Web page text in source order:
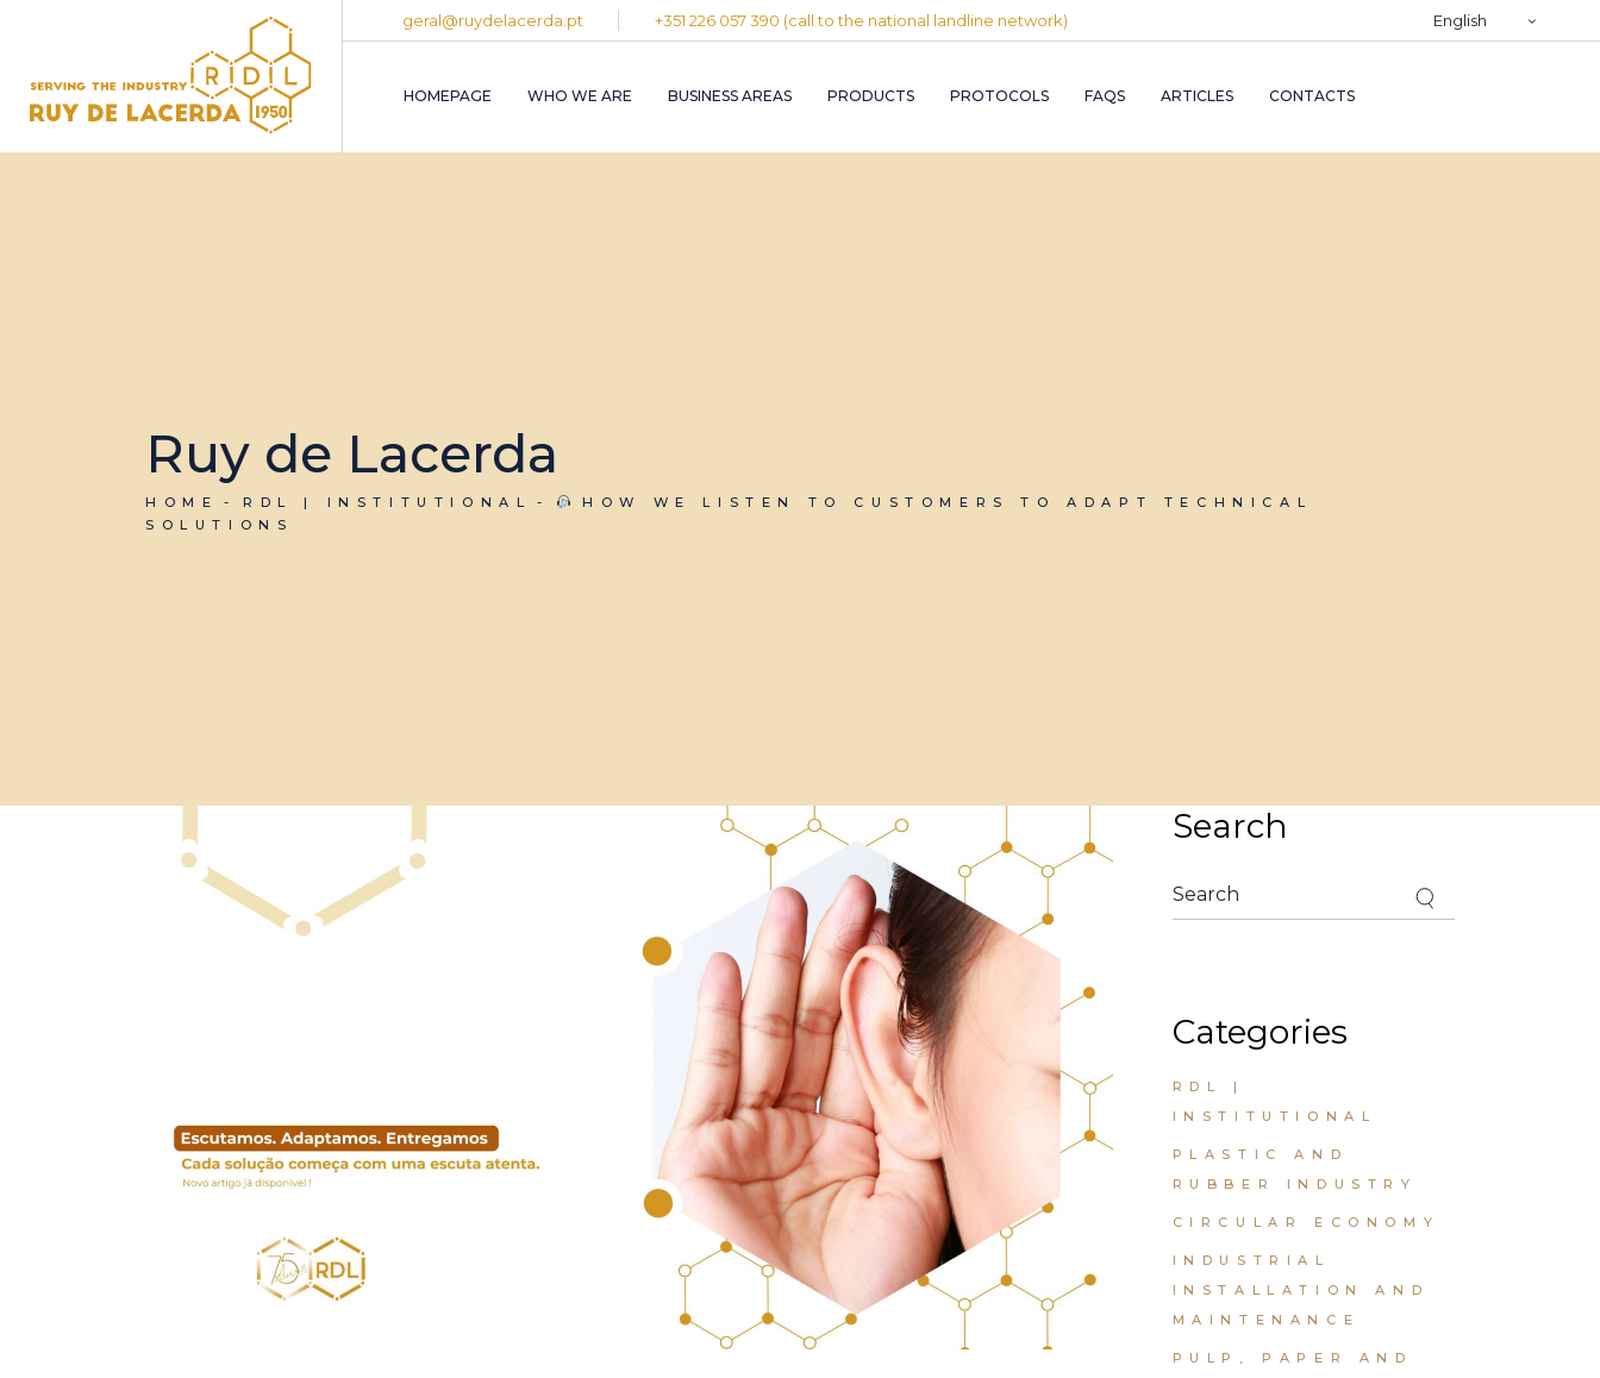
geral@ruydelacerda.pt +351 226 057 390 (call to the national landline network) English
HOMEPAGE WHO WE ARE BUSINESS AREAS PRODUCTS PROTOCOLS FAQS ARTICLES CONTACTS
Ruy de Lacerda
HOME RDL | INSTITUTIONAL
HOW WE LISTEN TO CUSTOMERS TO ADAPT TECHNICAL
SOLUTIONS
Search
Categories
RDL |
INSTITUTIONAL
PLASTIC AND
RUBBER INDUSTRY
CIRCULAR ECONOMY
INDUSTRIAL
INSTALLATION AND
MAINTENANCE
PULP, PAPER AND